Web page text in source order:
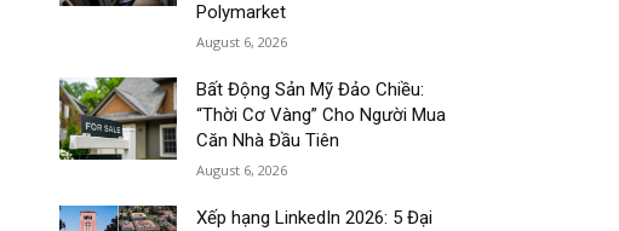
Polymarket
August 6, 2026
Bất Động Sản Mỹ Đảo Chiều:
“Thời Cơ Vàng” Cho Người Mua
Căn Nhà Đầu Tiên
August 6, 2026
Xếp hạng LinkedIn 2026: 5 Đại